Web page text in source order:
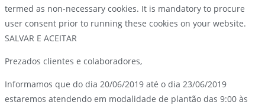
termed as non-necessary cookies. It is mandatory to procure
user consent prior to running these cookies on your website.
SALVAR E ACEITAR
Prezados clientes e colaboradores,
Informamos que do dia 20/06/2019 até o dia 23/06/2019
estaremos atendendo em modalidade de plantão das 9:00 às